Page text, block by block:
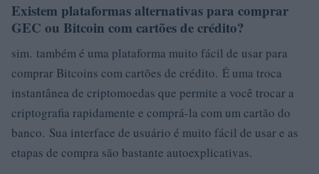
Existem plataformas alternativas para comprar
GEC ou Bitcoin com cartões de crédito?
sim. também é uma plataforma muito fácil de usar para
comprar Bitcoins com cartões de crédito. É uma troca
instantânea de criptomoedas que permite a você trocar a
criptografia rapidamente e comprá-la com um cartão do
banco. Sua interface de usuário é muito fácil de usar e as
etapas de compra são bastante autoexplicativas.